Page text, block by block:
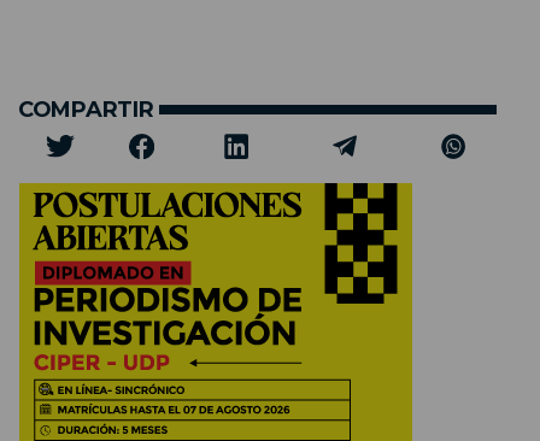
COMPARTIR